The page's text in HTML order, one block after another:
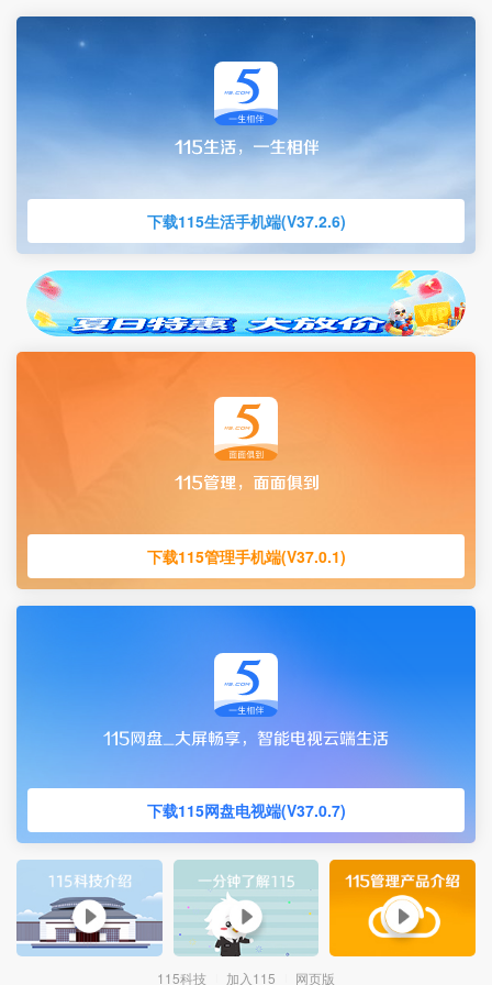
下载115生活手机端(V37.2.6)
下载115管理手机端(V37.0.1)
下载115网盘电视端(V37.0.7)
115科技 加入115 网页版